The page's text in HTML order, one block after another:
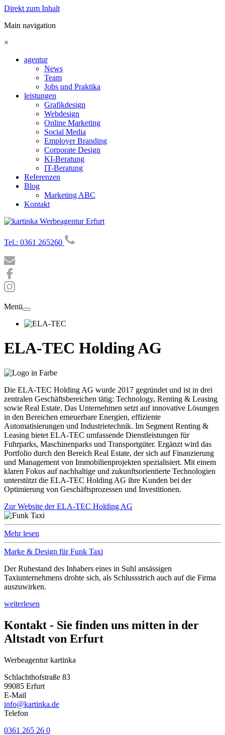
Direkt zum Inhalt
Main navigation
×
agentur
News
Team
Jobs und Praktika
leistungen
Grafikdesign
Webdesign
Online Marketing
Social Media
Employer Branding
Corporate Design
KI-Beratung
IT-Beratung
Referenzen
Blog
Marketing ABC
Kontakt
Tel.: 0361 265260
Menü
ELA-TEC Holding AG
Die ELA-TEC Holding AG wurde 2017 gegründet und ist in drei
zentralen Geschäftsbereichen tätig: Technology, Renting & Leasing
sowie Real Estate. Das Unternehmen setzt auf innovative Lösungen
in den Bereichen erneuerbare Energien, effiziente
Automatisierungen und Industrietechnik. Im Segment Renting &
Leasing bietet ELA-TEC umfassende Dienstleistungen für
Fuhrparks, Maschinenparks und Transportgüter. Ergänzt wird das
Portfolio durch den Bereich Real Estate, der sich auf Finanzierung
und Management von Immobilienprojekten spezialisiert. Mit einem
klaren Fokus auf nachhaltige und zukunftsorientierte Technologien
unterstützt die ELA-TEC Holding AG ihre Kunden bei der
Optimierung von Geschäftsprozessen und Investitionen.
Zur Website der ELA-TEC Holding AG
Mehr lesen
Marke & Design für Funk Taxi
Der Ruhestand des Inhabers eines in Suhl ansässigen
Taxiunternehmens drohte sich, als Schlussstrich auch auf die Firma
auszuwirken.
weiterlesen
Kontakt - Sie finden uns mitten in der
Altstadt von Erfurt
Werbeagentur kartinka
Schlachthofstraße 83
99085 Erfurt
E-Mail
info@kartinka.de
Telefon
0361 265 26 0